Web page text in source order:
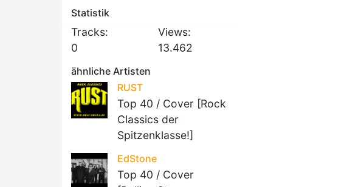
Statistik
Tracks:
0
Views:
13.462
ähnliche Artisten
RUST
Top 40 / Cover [Rock
Classics der
Spitzenklasse!]
EdStone
Top 40 / Cover